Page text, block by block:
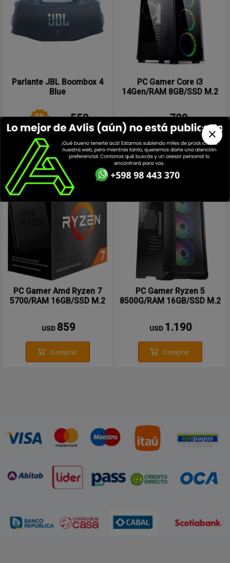
Parlante JBL Boombox 4
Blue
2%
OFF USD559
Comprar
PC Gamer Core i3
14Gen/RAM 8GB/SSD M.2
USD729
Comprar
Destacado
PC Gamer Amd Ryzen 7
5700/RAM 16GB/SSD M.2
USD 859
Comprar
Destacado
PC Gamer Ryzen 5
8500G/RAM 16GB/SSD M.2
USD 1.190
Comprar